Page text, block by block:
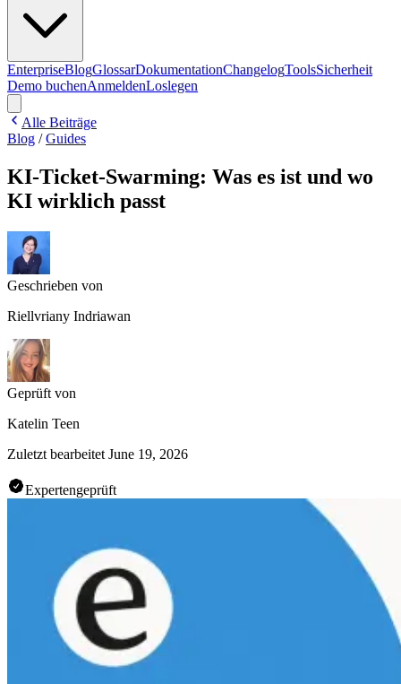
EnterpriseBlogGlossarDokumentationChangelogToolsSicherheit
Demo buchenAnmeldenLoslegen
Alle Beiträge
Blog /Guides
KI-Ticket-Swarming: Was es ist und wo
KI wirklich passt
Geschrieben von
Riellvriany Indriawan
Geprüft von
Katelin Teen
Zuletzt bearbeitet June 19, 2026
Expertengeprüft